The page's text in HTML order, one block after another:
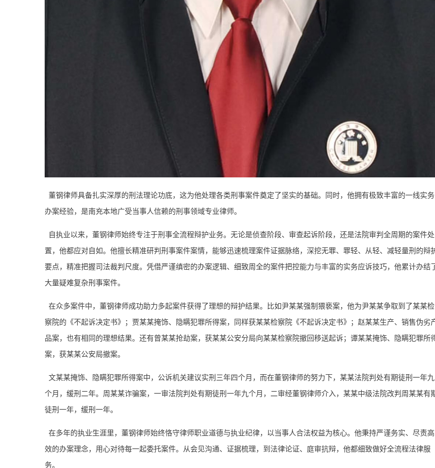
董钢律师具备扎实深厚的刑法理论功底，这为他处理各类刑事案件奠定了坚实的基础。同时，他拥有极致丰富的一线实务
办案经验，是南充本地广受当事人信赖的刑事领域专业律师。
自执业以来，董钢律师始终专注于刑事全流程辩护业务。无论是侦查阶段、审查起诉阶段，还是法院审判全周期的案件处
置，他都应对自如。他擅长精准研判刑事案件案情，能够迅速梳理案件证据脉络，深挖无罪、罪轻、从轻、减轻量刑的辩
要点，精准把握司法裁判尺度。凭借严谨缜密的办案逻辑、细致周全的案件把控能力与丰富的实务应诉技巧，他累计办结
大量疑难复杂刑事案件。
在众多案件中，董钢律师成功助力多起案件获得了理想的辩护结果。比如尹某某强制猥亵案，他为尹某某争取到了某某检
察院的《不起诉决定书》；贾某某掩饰、隐瞒犯罪所得案，同样获某某检察院《不起诉决定书》；赵某某生产、销售伪劣
品案，也有相同的理想结果。还有曾某某抢劫案，获某某公安分局向某某检察院撤回移送起诉；谭某某掩饰、隐瞒犯罪所
案，获某某公安局撤案。
文某某掩饰、隐瞒犯罪所得案中，公诉机关建议实刑三年四个月，而在董钢律师的努力下，某某法院判处有期徒刑一年九
个月，缓刑二年。周某某诈骗案，一审法院判处有期徒刑一年九个月，二审经董钢律师介入，某某中级法院改判周某某有
徒刑一年，缓刑一年。
在多年的执业生涯里，董钢律师始终恪守律师职业道德与执业纪律，以当事人合法权益为核心。他秉持严谨务实、尽责高
效的办案理念，用心对待每一起委托案件。从会见沟通、证据梳理，到法律论证、庭审抗辩，他都细致做好全流程法律服
务。